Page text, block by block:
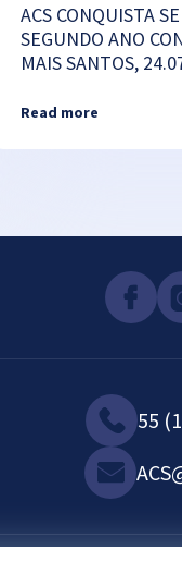
ACS CONQUISTA
SEGUNDO ANO
MAIS SANTOS,
Read more
55